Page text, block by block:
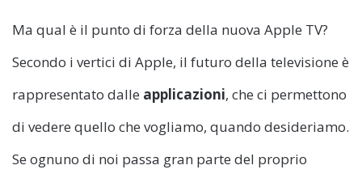
Ma qual è il punto di forza della nuova Apple TV?
Secondo i vertici di Apple, il futuro della televisione è
rappresentato dalle applicazioni, che ci permettono
di vedere quello che vogliamo, quando desideriamo.
Se ognuno di noi passa gran parte del proprio